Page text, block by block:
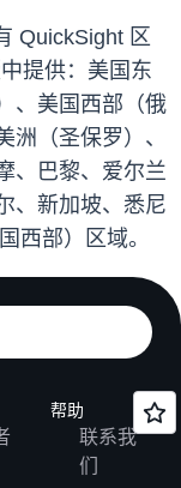
QuickSight 区
提供：美国东
、美国西部（俄
洲（圣保罗）、
、巴黎、爱尔兰
、新加坡、悉尼
西部）区域。
帮助
联系我
们